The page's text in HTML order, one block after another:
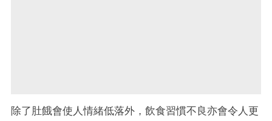
除了肚餓會使人情緒低落外，飲食習慣不良亦會令人更